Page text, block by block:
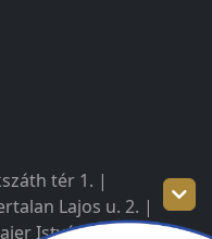
tér 1. |
Lajos u. 2. |
István út 1–3.